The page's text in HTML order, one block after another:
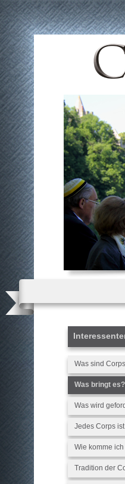
Was sind
Was bringt es?
Was wird
Jedes Corps
Wie komme
Tradition der